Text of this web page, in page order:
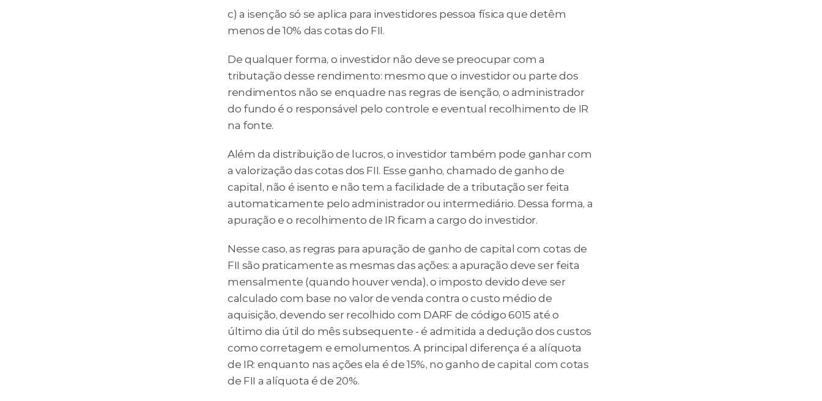
c) a isenção só se aplica para investidores pessoa física que detêm
menos de 10% das cotas do FII.
De qualquer forma, o investidor não deve se preocupar com a
tributação desse rendimento: mesmo que o investidor ou parte dos
rendimentos não se enquadre nas regras de isenção, o administrador
do fundo é o responsável pelo controle e eventual recolhimento de IR
na fonte.
Além da distribuição de lucros, o investidor também pode ganhar com
a valorização das cotas dos FII. Esse ganho, chamado de ganho de
capital, não é isento e não tem a facilidade de a tributação ser feita
automaticamente pelo administrador ou intermediário. Dessa forma, a
apuração e o recolhimento de IR ficam a cargo do investidor.
Nesse caso, as regras para apuração de ganho de capital com cotas de
FII são praticamente as mesmas das ações: a apuração deve ser feita
mensalmente (quando houver venda), o imposto devido deve ser
calculado com base no valor de venda contra o custo médio de
aquisição, devendo ser recolhido com DARF de código 6015 até o
último dia útil do mês subsequente - é admitida a dedução dos custos
como corretagem e emolumentos. A principal diferença é a alíquota
de IR: enquanto nas ações ela é de 15%, no ganho de capital com cotas
de FII a alíquota é de 20%.